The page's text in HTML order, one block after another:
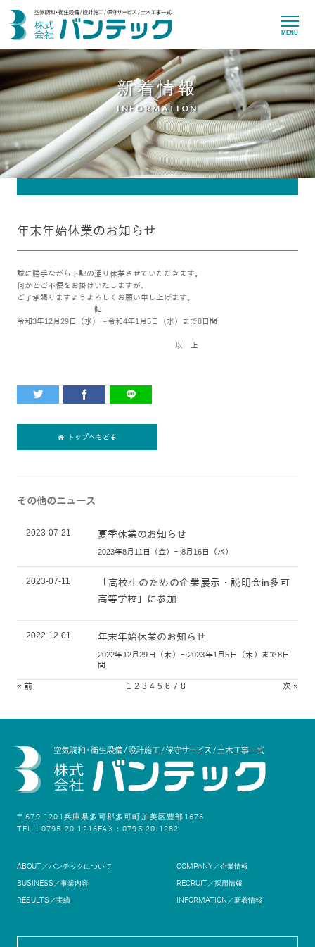
MENU
新着情報
INFORMATION
年末年始休業のお知らせ
誠に勝手ながら下記の通り休業させていただきます。
何かとご不便をお掛けいたしますが、
ご了承賜りますようよろしくお願い申し上げます。
記
令和3年12月29日（水）～令和4年1月5日（水）まで8日間
以 上
トップへもどる
その他のニュース
2023-07-21 夏季休業のお知らせ
2023年8月11日（金）～8月16日（水）
2023-07-11
「高校生のための企業展示・説明会in多可
高等学校」に参加
2022-12-01 年末年始休業のお知らせ
2022年12月29日（木）～2023年1月5日（木）まで8日
間
« 前 1 2 3 4 5 6 7 8 次 »
〒679-1201 兵庫県多可郡多可町加美区豊部1676
TEL：0795-20-1216FAX：0795-20-1282
ABOUT／バンテックについて COMPANY／企業情報
BUSINESS ／事業内容 RECRUIT／採用情報
RESULTS ／実績 INFORMATION ／新着情報